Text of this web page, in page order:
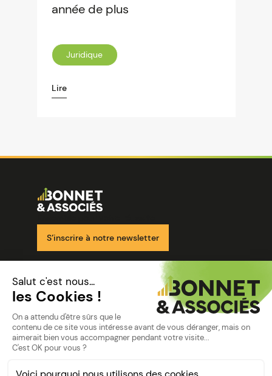
année de plus
Juridique
Lire
Image
S’inscrire à notre newsletter
Nos solutions
Nos cabinets
Mon espace client